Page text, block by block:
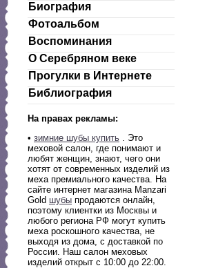
Биография
Фотоальбом
Воспоминания
О Серебряном веке
Прогулки в Интернете
Библиография
На правах рекламы:
• зимние шубы купить . Это
меховой салон, где понимают и
любят женщин, знают, чего они
хотят от современных изделий из
меха премиального качества. На
сайте интернет магазина Manzari
Gold шубы продаются онлайн,
поэтому клиентки из Москвы и
любого региона РФ могут купить
меха роскошного качества, не
выходя из дома, с доставкой по
России. Наш салон меховых
изделий открыт с 10:00 до 22:00.